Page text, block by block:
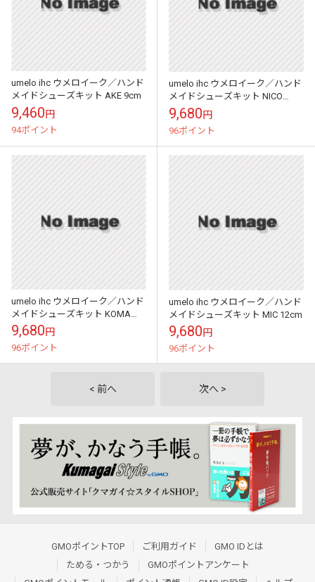
umelo ihc ウメロイーク／ハンド
メイドシューズキット AKE 9cm
9,460円
94ポイント
umelo ihc ウメロイーク／ハンド
メイドシューズキット NICO
12cm
9,680円
96ポイント
umelo ihc ウメロイーク／ハンド
メイドシューズキット KOMA
12cm white
9,680円
96ポイント
umelo ihc ウメロイーク／ハンド
メイドシューズキット MIC 12cm
9,680円
96ポイント
< 前へ 次へ >
GMOポイントTOP ご利用ガイド
GMO IDとは
ためる・つかう
GMOポイントアンケート